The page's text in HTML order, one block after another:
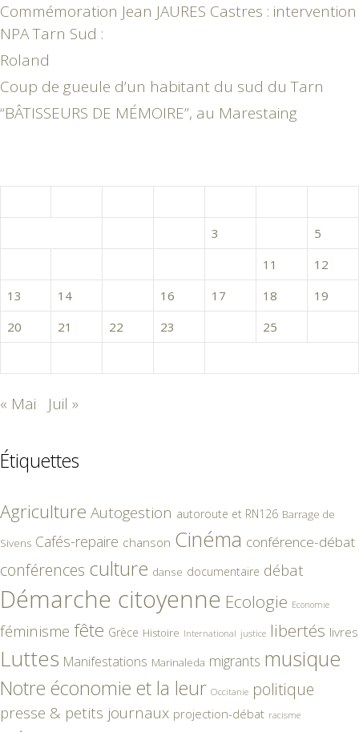
Commémoration Jean JAURES Castres : intervention
NPA Tarn Sud :
Roland
Coup de gueule d’un habitant du sud du Tarn
“BÂTISSEURS DE MÉMOIRE”, au Marestaing
3
5
11
12
13
14 16 17 18
19
20
21 22 23 25
« Mai Juil »
Étiquettes
Agriculture Autogestion autoroute et RN126 Barrage de
Sivens Cafés-repaire chanson Cinéma conférence-débat
conférences culture danse documentaire débat
Démarche citoyenne Ecologie Economie
féminisme fête Grèce Histoire International justice libertés livres
Luttes Manifestations Marinaleda migrants musique
Notre économie et la leur Occitanie politique
presse & petits journaux projection-débat racisme